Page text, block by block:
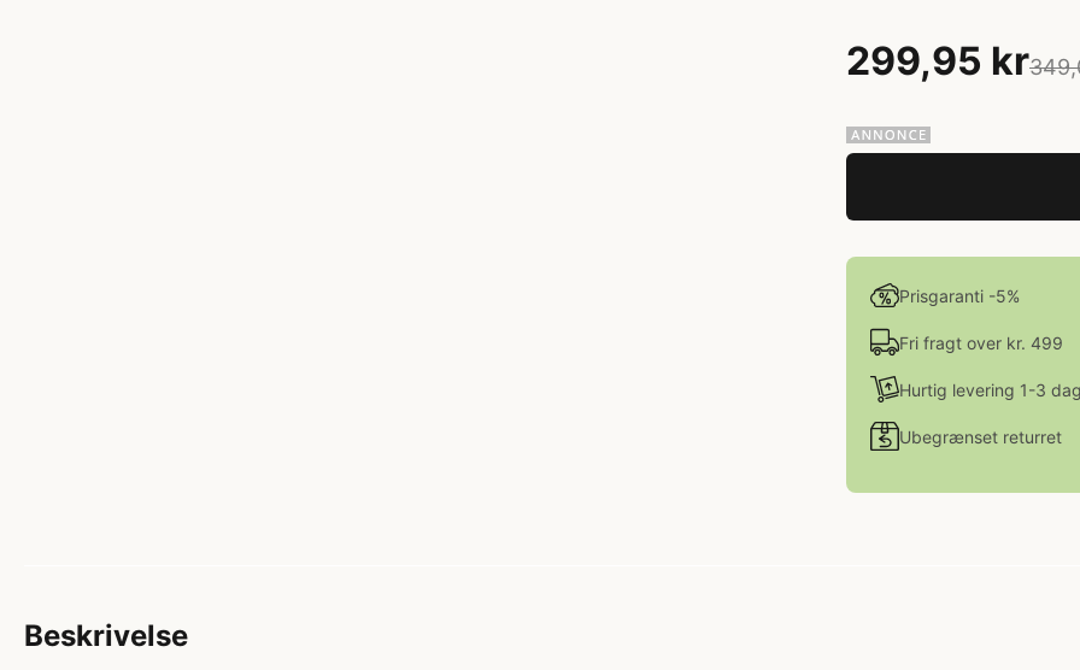
299,95 kr
Prisgaranti -5%
Fri fragt over kr. 499
Hurtig levering 1-3
Ubegrænset returret
Beskrivelse